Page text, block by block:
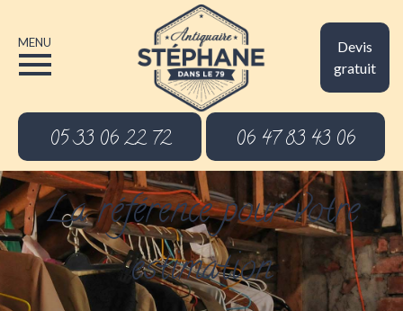
Devis
gratuit
MENU
05 33 06 22 72 06 47 83 43 06
La référence pour votre
estimation